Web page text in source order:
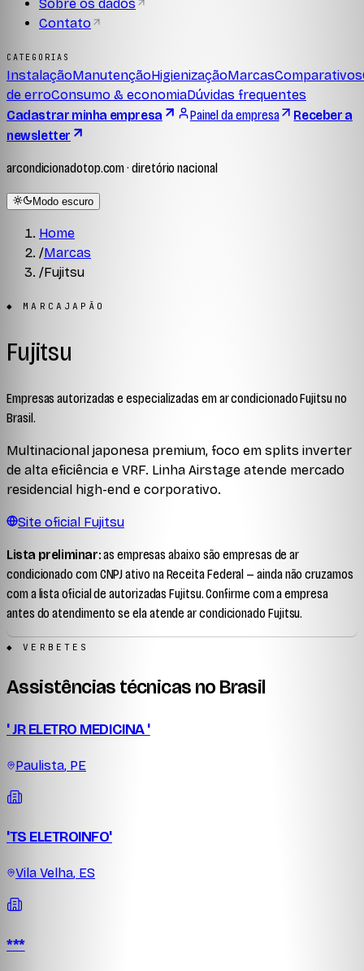
Sobre os dados
Contato
CATEGORIAS
InstalaçãoManutençãoHigienizaçãoMarcasComparativos
de erroConsumo & economiaDúvidas frequentes
Cadastrar minha empresa
Painel da empresa
Receber a
newsletter
arcondicionadotop.com · diretório nacional
Modo escuro
Home
/Marcas
/Fujitsu
◆ MARCA JAPÃO
Fujitsu
Empresas autorizadas e especializadas em ar condicionadoFujitsuno
Brasil.
Multinacional japonesa premium, foco em splits inverter
de alta eficiência e VRF. Linha Airstage atende mercado
residencial high-end e corporativo.
Site oficial Fujitsu
Lista preliminar:as empresas abaixo são empresas de ar
condicionado com CNPJ ativo na Receita Federal —ainda não cruzamos
com a lista oficial de autorizadasFujitsu. Confirme com a empresa
antes do atendimento se ela atende ar condicionadoFujitsu.
◆ VERBETES
Assistências técnicas no Brasil
' JR ELETRO MEDICINA '
Paulista, PE
'TS ELETROINFO'
Vila Velha, ES
***